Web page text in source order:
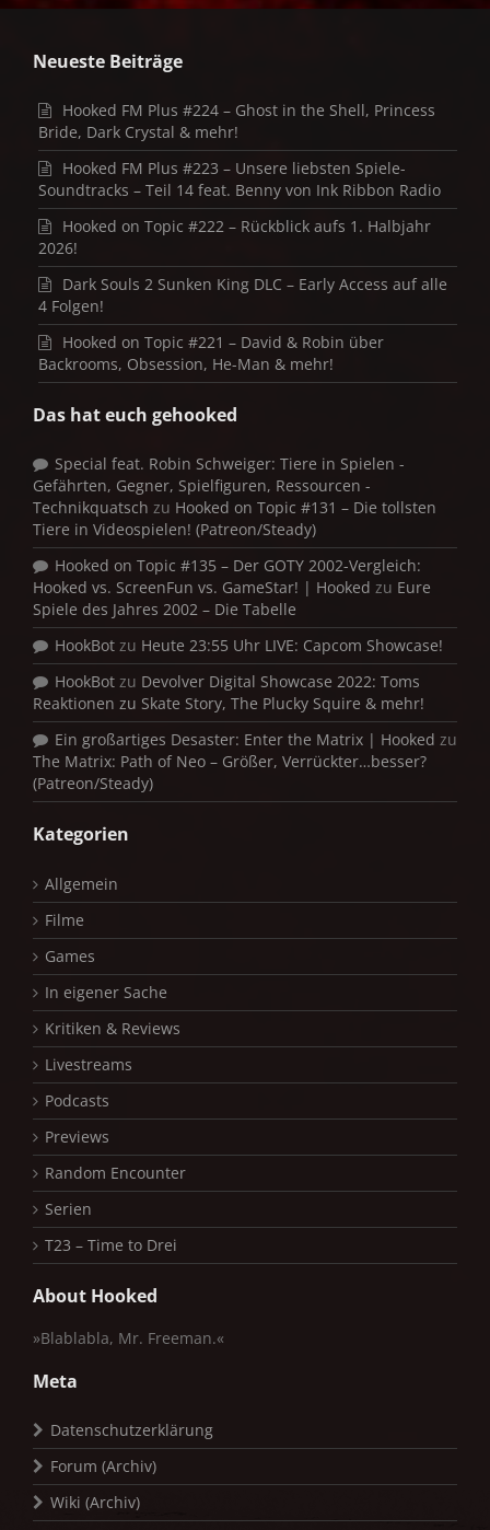
Neueste Beiträge
Hooked FM Plus #224 – Ghost in the Shell, Princess
Bride, Dark Crystal & mehr!
Hooked FM Plus #223 – Unsere liebsten Spiele-
Soundtracks – Teil 14 feat. Benny von Ink Ribbon Radio
Hooked on Topic #222 – Rückblick aufs 1. Halbjahr
2026!
Dark Souls 2 Sunken King DLC – Early Access auf alle
4 Folgen!
Hooked on Topic #221 – David & Robin über
Backrooms, Obsession, He-Man & mehr!
Das hat euch gehooked
Special feat. Robin Schweiger: Tiere in Spielen -
Gefährten, Gegner, Spielfiguren, Ressourcen -
Technikquatsch zu Hooked on Topic #131 – Die tollsten
Tiere in Videospielen! (Patreon/Steady)
Hooked on Topic #135 – Der GOTY 2002-Vergleich:
Hooked vs. ScreenFun vs. GameStar! | Hooked zu Eure
Spiele des Jahres 2002 – Die Tabelle
HookBot zu Heute 23:55 Uhr LIVE: Capcom Showcase!
HookBot zu Devolver Digital Showcase 2022: Toms
Reaktionen zu Skate Story, The Plucky Squire & mehr!
Ein großartiges Desaster: Enter the Matrix | Hooked zu
The Matrix: Path of Neo – Größer, Verrückter…besser?
(Patreon/Steady)
Kategorien
Allgemein
Filme
Games
In eigener Sache
Kritiken & Reviews
Livestreams
Podcasts
Previews
Random Encounter
Serien
T23 – Time to Drei
About Hooked
»Blablabla, Mr. Freeman.«
Meta
Datenschutzerklärung
Forum (Archiv)
Wiki (Archiv)